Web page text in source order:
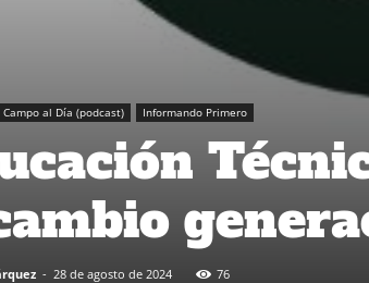
Campo al Día (podcast) Informando Primero
- 28 de agosto de 2024 76